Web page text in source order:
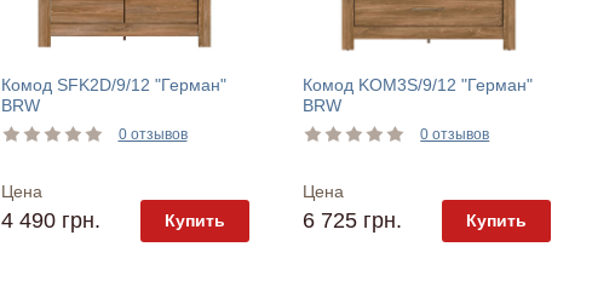
Комод SFK2D/9/12 "Герман"
BRW
0 отзывов
Цена
4 490 грн. Купить
Комод KOM3S/9/12 "Герман"
BRW
0 отзывов
Цена
6 725 грн. Купить